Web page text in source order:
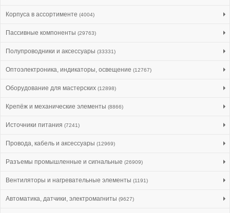
Корпуса в ассортименте (4004)
Пассивные компоненты (29763)
Полупроводники и аксессуары (33331)
Оптоэлектроника, индикаторы, освещение (12767)
Оборудование для мастерских (12898)
Крепёж и механические элементы (8866)
Источники питания (7241)
Провода, кабель и аксессуары (12969)
Разъемы промышленные и сигнальные (26909)
Вентиляторы и нагревательные элементы (1191)
Автоматика, датчики, электромагниты (9627)